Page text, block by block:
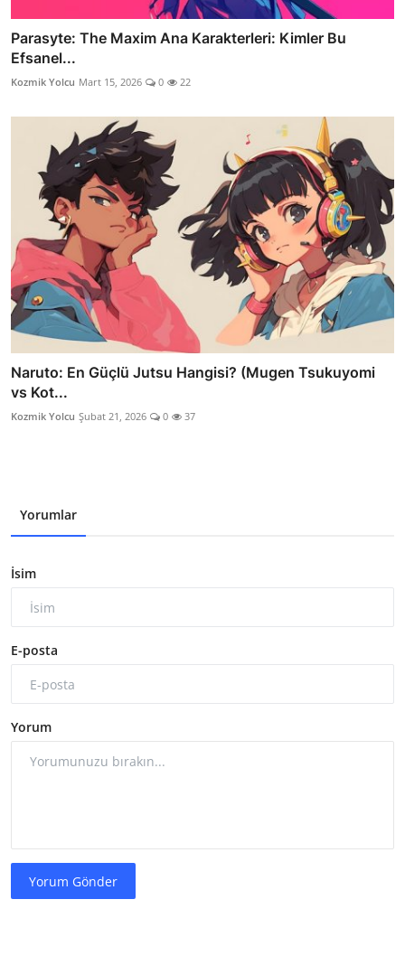
Parasyte: The Maxim Ana Karakterleri: Kimler Bu
Efsanel...
Kozmik Yolcu Mart 15, 2026 0 22
Naruto: En Güçlü Jutsu Hangisi? (Mugen Tsukuyomi
vs Kot...
Kozmik Yolcu Şubat 21, 2026 0 37
Yorumlar
İsim
E-posta
Yorum
Yorum Gönder